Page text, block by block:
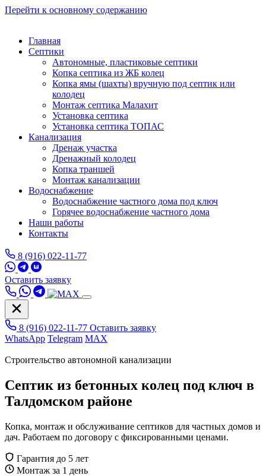
Перейти к основному содержанию
Главная
Септики
Автономные, пластиковые септики
Копка септика из ЖБ колец
Копка ямы (шахты) вручную под септик или
колодец
Монтаж септика Малахит
Установка септика
Установка септика ТОПАС
Канализация
Дренаж участка
Дренажный колодец
Копка траншей
Монтаж канализации
Водоснабжение
Водоснабжение частного дома под ключ
Горячее водоснабжение частного дома
Наши работы
Контакты
8 (916) 022-11-77
Оставить заявку
8 (916) 022-11-77 Оставить заявку
WhatsApp Telegram MAX
Строительство автономной канализации
Септик из бетонных колец под ключ в
Талдомском районе
Копка, монтаж и обслуживание септиков для частных домов и
дач. Работаем по договору с фиксированными ценами.
Гарантия до 5 лет
Монтаж за 1 день